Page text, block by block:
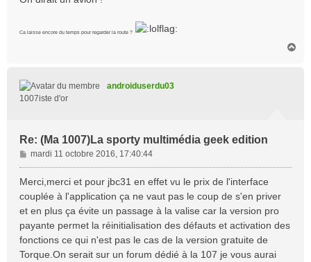
Ca laisse encore du temps pour regarder la route ?
androiduserdu03
1007iste d'or
Re: (Ma 1007)La sporty multimédia geek edition
M
e
a
g
e
mardi 11 octobre 2016, 17:40:44
Merci,merci et pour jbc31 en effet vu le prix de l'interface
couplée à l'application ça ne vaut pas le coup de s'en priver
et en plus ça évite un passage à la valise car la version pro
payante permet la réinitialisation des défauts et activation des
fonctions ce qui n'est pas le cas de la version gratuite de
Torque.On serait sur un forum dédié à la 107 je vous aurai